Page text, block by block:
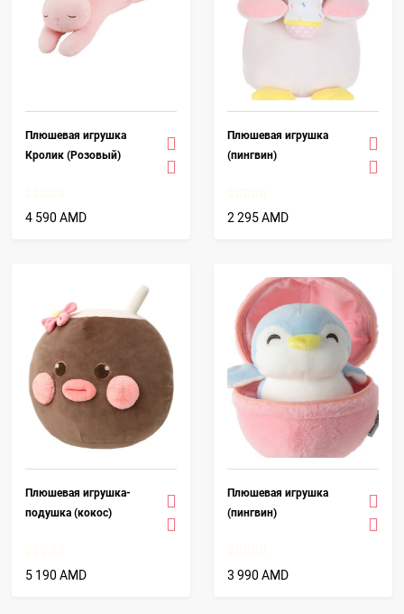
Плюшевая игрушка
Кролик (Розовый)
4 590 AMD
Плюшевая игрушка
(пингвин)
2 295 AMD
Плюшевая игрушка-
подушка (кокос)
5 190 AMD
Плюшевая игрушка
(пингвин)
3 990 AMD